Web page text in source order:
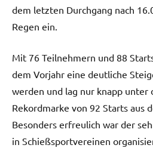
dem letzten Durchgang nach
Regen ein.
Mit 76 Teilnehmern und 88
dem Vorjahr eine deutliche
werden und lag nur knapp unter
Rekordmarke von 92 Starts aus
Besonders erfreulich war der
in Schießsportvereinen